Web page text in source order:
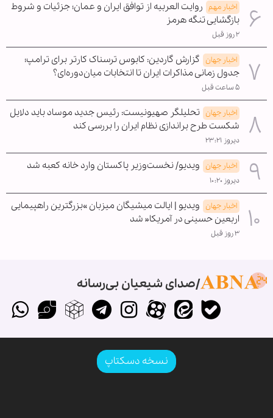
اخبار مهم روایت العربیه از توافق ایران و عمان؛ جزئیات و شروط
بازگشایی تنگه هرمز
۲ روز قبل
اخبار جهان گزارش گاردین: کابوس ترسناک کارتر برای ترامپ؛
جدول زمانی مذاکرات ایران تا انتخابات میان‌دوره‌ای؟
۵ ساعت قبل
اخبار جهان تحلیلگر صهیونیست: رئیس جدید موساد باید دلایل
شکست طرح براندازی نظام ایران را بررسی کند
دیروز ۲۳:۲۱
اخبار جهان ویدیو/ نخست‌وزیر پاکستان وارد خانه کعبه شد
دیروز ۱۰:۲۰
اخبار جهان ویدیو | ایالت میشیگان میزبان »بزرگترین راهپیمایی
اربعین حسینی در آمریکا« شد
۳ روز قبل
صدای شیعیان بی‌رسانه
نسخه دسکتاپ